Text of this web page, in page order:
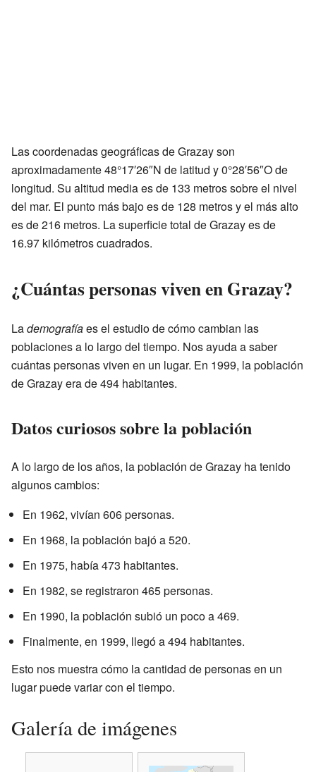
Las coordenadas geográficas de Grazay son
aproximadamente 48°17′26″N de latitud y 0°28′56″O de
longitud. Su altitud media es de 133 metros sobre el nivel
del mar. El punto más bajo es de 128 metros y el más alto
es de 216 metros. La superficie total de Grazay es de
16.97 kilómetros cuadrados.
¿Cuántas personas viven en Grazay?
Lademografíaes el estudio de cómo cambian las
poblaciones a lo largo del tiempo. Nos ayuda a saber
cuántas personas viven en un lugar. En 1999, la población
de Grazay era de 494 habitantes.
Datos curiosos sobre la población
A lo largo de los años, la población de Grazay ha tenido
algunos cambios:
En 1962, vivían 606 personas.
En 1968, la población bajó a 520.
En 1975, había 473 habitantes.
En 1982, se registraron 465 personas.
En 1990, la población subió un poco a 469.
Finalmente, en 1999, llegó a 494 habitantes.
Esto nos muestra cómo la cantidad de personas en un
lugar puede variar con el tiempo.
Galería de imágenes